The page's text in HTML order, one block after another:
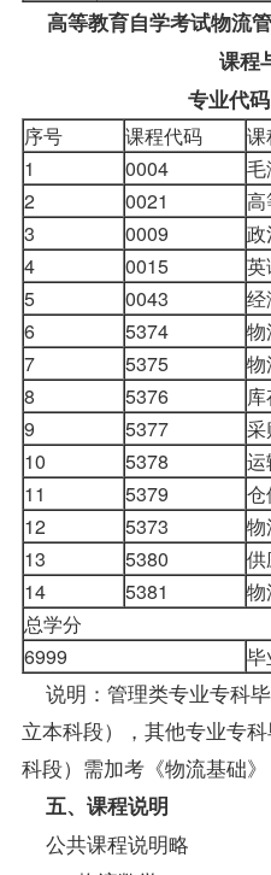
高等教育自学考试物流
课程
专业代
序号 课程代码
课
1
0004
毛
2
0021
高
3
0009
政
4
0015
英
5
0043
经
6
5374
物
7
5375
物
8
5376
9
5377
采
10
5378
运
11
5379
仓
12
5373
物
13
5380
供
14
5381
物
总学分
6999
毕
说明：管理类专业专科
立本科段），其他专业专
科段）需加考《物流基础》
五、课程说明
公共课程说明略